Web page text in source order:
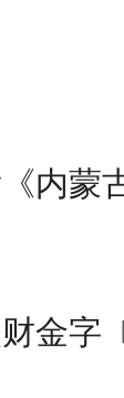
内蒙
金字